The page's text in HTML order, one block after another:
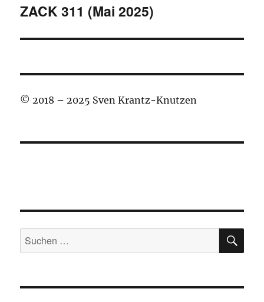
Nächster
ZACK 311 (Mai 2025)
© 2018 – 2025 Sven Krantz-Knutzen
Suchen
nach: